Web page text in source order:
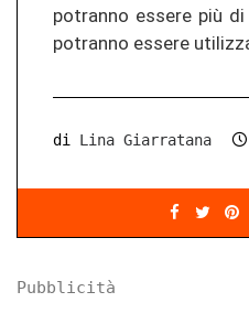
po­tran­no es­se­re più
po­tran­no es­se­re
di Lina Giarratana
Pubblicità